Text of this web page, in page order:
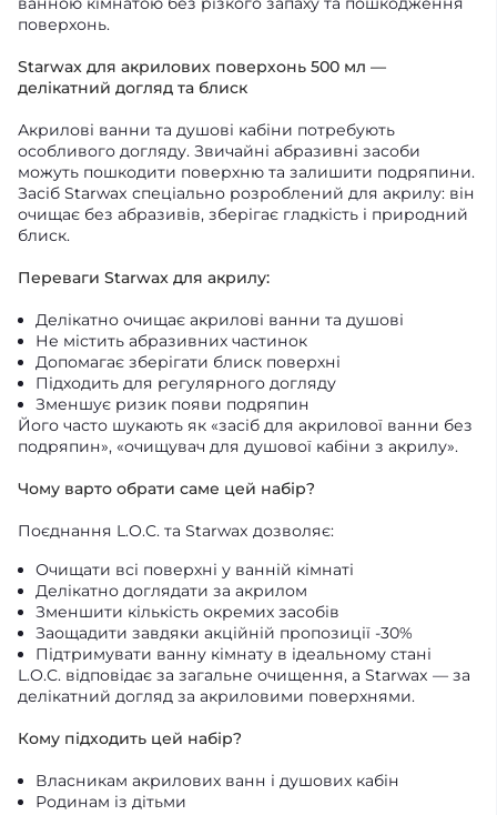
поверхонь.
Starwax для акрилових поверхонь 500 мл —
делікатний догляд та блиск
Акрилові ванни та душові кабіни потребують
особливого догляду. Звичайні абразивні засоби
можуть пошкодити поверхню та залишити подряпини.
Засіб Starwax спеціально розроблений для акрилу: він
очищає без абразивів, зберігає гладкість і природний
блиск.
Переваги Starwax для акрилу:
Делікатно очищає акрилові ванни та душові
Не містить абразивних частинок
Допомагає зберігати блиск поверхні
Підходить для регулярного догляду
Зменшує ризик появи подряпин
Його часто шукають як «засіб для акрилової ванни без
подряпин», «очищувач для душової кабіни з акрилу».
Чому варто обрати саме цей набір?
Поєднання L.O.C. та Starwax дозволяє:
Очищати всі поверхні у ванній кімнаті
Делікатно доглядати за акрилом
Зменшити кількість окремих засобів
Заощадити завдяки акційній пропозиції -30%
Підтримувати ванну кімнату в ідеальному стані
L.O.C. відповідає за загальне очищення, а Starwax — за
делікатний догляд за акриловими поверхнями.
Кому підходить цей набір?
Власникам акрилових ванн і душових кабін
Родинам із дітьми